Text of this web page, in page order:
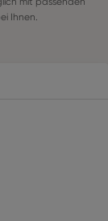
Ihnen.